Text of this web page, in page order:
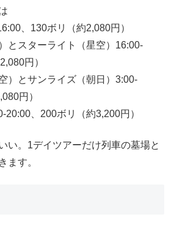
、130ボリ（約2,080円）
とスターライト（星空）16:00-
円）
）とサンライズ（朝日）3:00-
円）
20:00、200ボリ（約3,200円）
い。1デイツアーだけ列車の墓場と
ます。